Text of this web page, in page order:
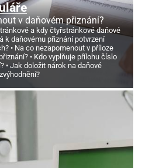
v daňovém přiznání?
a kdy čtyřstránkové daňové
k daňovému přiznání potvrzení
Na co nezapomenout v příloze
Kdo vyplňuje přílohu číslo
Jak doložit nárok na daňové